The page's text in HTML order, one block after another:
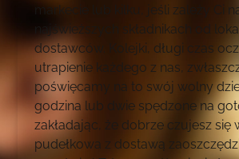
markecie lub kilku, jeśli zależy Ci
najświeższych składnikach od
dostawców. Kolejki, długi czas
utrapienie każdego z nas,
poświęcamy na to swój wolny
godzina lub dwie spędzone na
zakładając, że dobrze czujesz się
pudełkowa z dostawą